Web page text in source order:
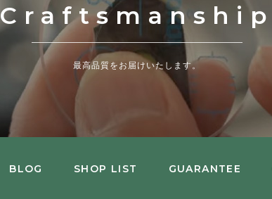
Craftsmanship
最高品質をお届けいたします。
BLOG SHOP LIST GUARANTEE